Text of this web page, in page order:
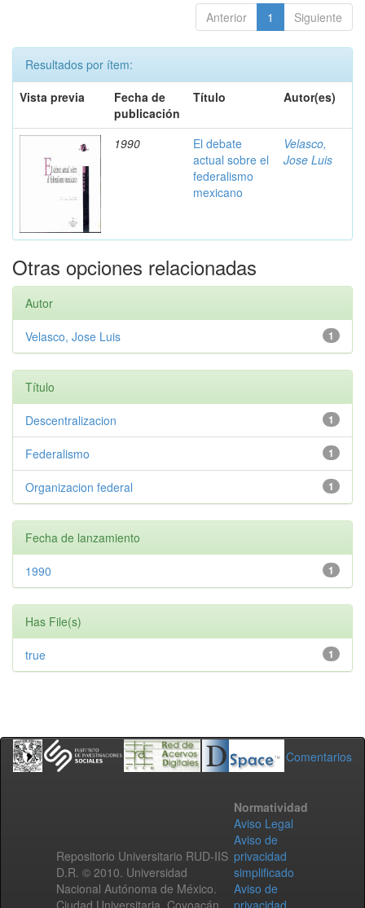
Anterior 1 Siguiente
Resultados por ítem:
Vista previa
Fecha de
publicación
Título Autor(es)
1990
El debate
actual sobre el
federalismo
mexicano
Velasco,
Jose Luis
Otras opciones relacionadas
Autor
1
Velasco, Jose Luis
Título
1
Descentralizacion
1
Federalismo
1
Organizacion federal
Fecha de lanzamiento
1
1990
Has File(s)
1
true
Comentarios
Repositorio Universitario RUD-IIS
D.R. © 2010. Universidad
Nacional Autónoma de México.
Ciudad Universitaria, Coyoacán,
Normatividad
Aviso Legal
Aviso de
privacidad
simplificado
Aviso de
privacidad